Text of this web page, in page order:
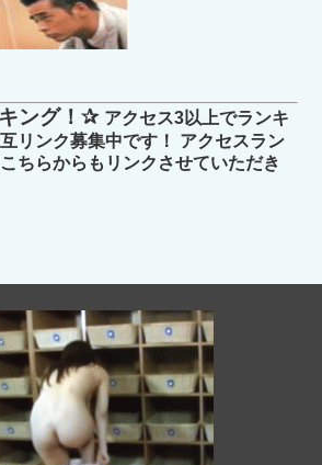
ング！✰ アクセス3以上でランキ
リンク募集中です！ アクセスラン
ちらからもリンクさせていただき